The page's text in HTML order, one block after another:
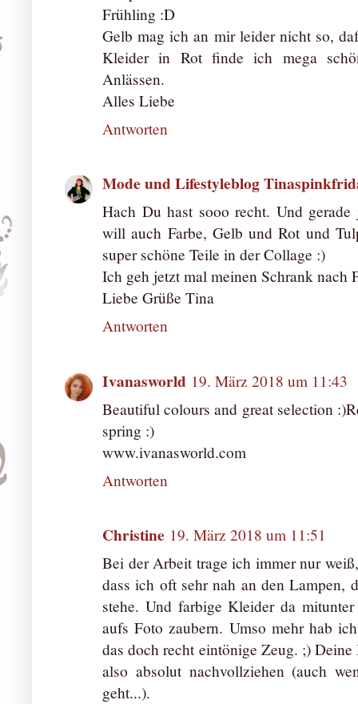
Frühling :D
Gelb mag ich an mir leider nicht so,
Kleider in Rot finde ich mega
Anlässen.
Alles Liebe
Antworten
Mode und Lifestyleblog
Hach Du hast sooo recht. Und
will auch Farbe, Gelb und Rot und
super schöne Teile in der Collage :)
Ich geh jetzt mal meinen Schrank nach
Liebe Grüße Tina
Antworten
Ivanasworld 19. März 2018 um 11:43
Beautiful colours and great selection
spring :)
www.ivanasworld.com
Antworten
Christine 19. März 2018 um 11:51
Bei der Arbeit trage ich immer nur
dass ich oft sehr nah an den Lampen,
stehe. Und farbige Kleider da
aufs Foto zaubern. Umso mehr hab
das doch recht eintönige Zeug. ;)
also absolut nachvollziehen (auch
geht...).